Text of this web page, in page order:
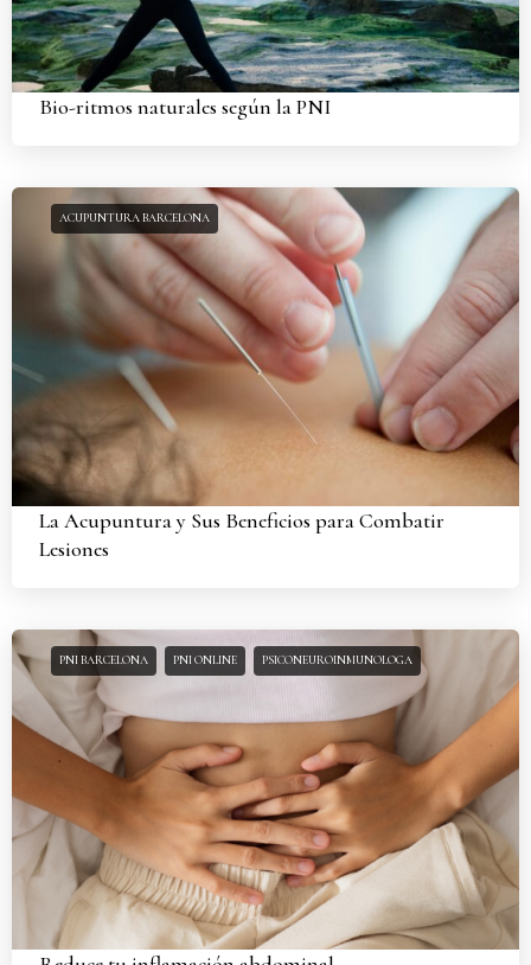
Bio-ritmos naturales según la PNI
ACUPUNTURA BARCELONA
La Acupuntura y Sus Beneficios para Combatir
Lesiones
PNI BARCELONA PNI ONLINE PSICONEUROINMUNOLOGA